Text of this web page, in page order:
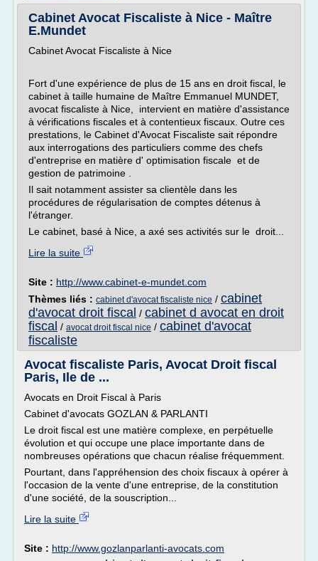
Cabinet Avocat Fiscaliste à Nice - Maître
E.Mundet
Cabinet Avocat Fiscaliste à Nice
Fort d'une expérience de plus de 15 ans en droit fiscal, le
cabinet à taille humaine de Maître Emmanuel MUNDET,
avocat fiscaliste à Nice, intervient en matière d'assistance
à vérifications fiscales et à contentieux fiscaux. Outre ces
prestations, le Cabinet d'Avocat Fiscaliste sait répondre
aux interrogations des particuliers comme des chefs
d'entreprise en matière d' optimisation fiscale et de
gestion de patrimoine .
Il sait notamment assister sa clientèle dans les
procédures de régularisation de comptes détenus à
l'étranger.
Le cabinet, basé à Nice, a axé ses activités sur le droit...
Lire la suite
Site : http://www.cabinet-e-mundet.com
Thèmes liés : cabinet d'avocat fiscaliste nice / cabinet
d'avocat droit fiscal / cabinet d avocat en droit
fiscal / avocat droit fiscal nice / cabinet d'avocat
fiscaliste
Avocat fiscaliste Paris, Avocat Droit fiscal
Paris, Ile de ...
Avocats en Droit Fiscal à Paris
Cabinet d'avocats GOZLAN & PARLANTI
Le droit fiscal est une matière complexe, en perpétuelle
évolution et qui occupe une place importante dans de
nombreuses opérations que chacun réalise fréquemment.
Pourtant, dans l'appréhension des choix fiscaux à opérer à
l'occasion de la vente d'une entreprise, de la constitution
d'une société, de la souscription...
Lire la suite
Site : http://www.gozlanparlanti-avocats.com